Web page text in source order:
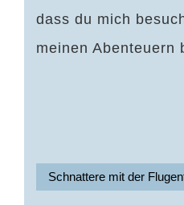
dass du mich
meinen Abenteuern
Schnattere mit der